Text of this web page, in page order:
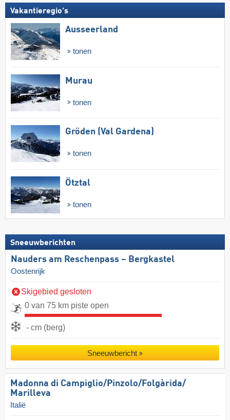
Vakantieregio's
Ausseerland
tonen
Murau
tonen
Gröden (Val Gardena)
tonen
Ötztal
tonen
Sneeuwberichten
Nauders am Reschenpass – Bergkastel
Oostenrijk
Skigebied gesloten
0 van 75 km piste open
- cm (berg)
Sneeuwbericht
Madonna di Campiglio/​Pinzolo/​Folgàrida/​
Marilleva
Italië